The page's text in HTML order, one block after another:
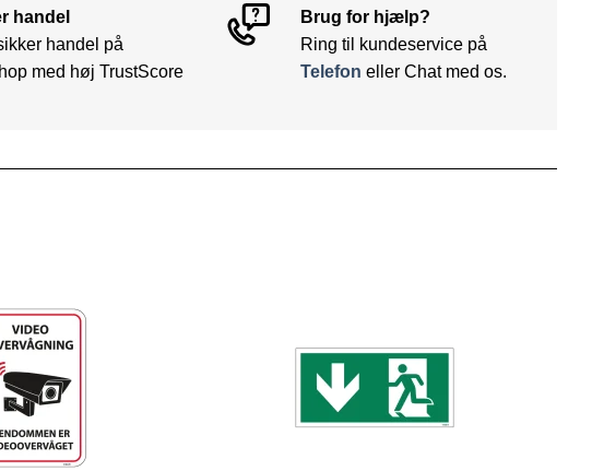
handel
handel på
med høj TrustScore
Brug for hjælp?
Ring til kundeservice på
Telefon eller Chat med os.